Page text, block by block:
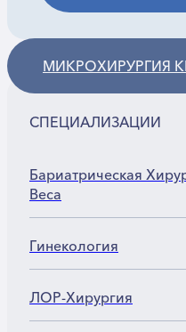
МИКРОХИРУРГИЯ
СПЕЦИАЛИЗАЦИИ
Бариатрическая
Веса
Гинекология
ЛОР-Хирургия